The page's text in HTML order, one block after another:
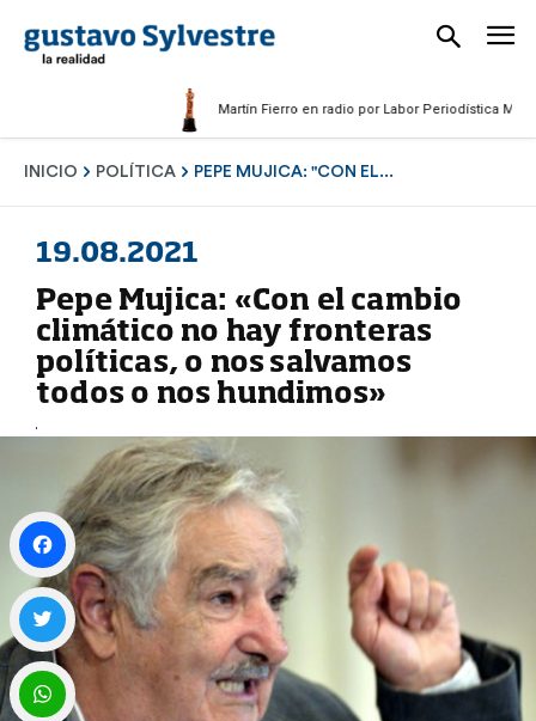
Martín Fierro en radio por Labor Periodística Masculina
INICIO POLÍTICA PEPE MUJICA: "CON EL...
19.08.2021
Pepe Mujica: «Con el cambio
climático no hay fronteras
políticas, o nos salvamos
todos o nos hundimos»
Facebook
Twitter